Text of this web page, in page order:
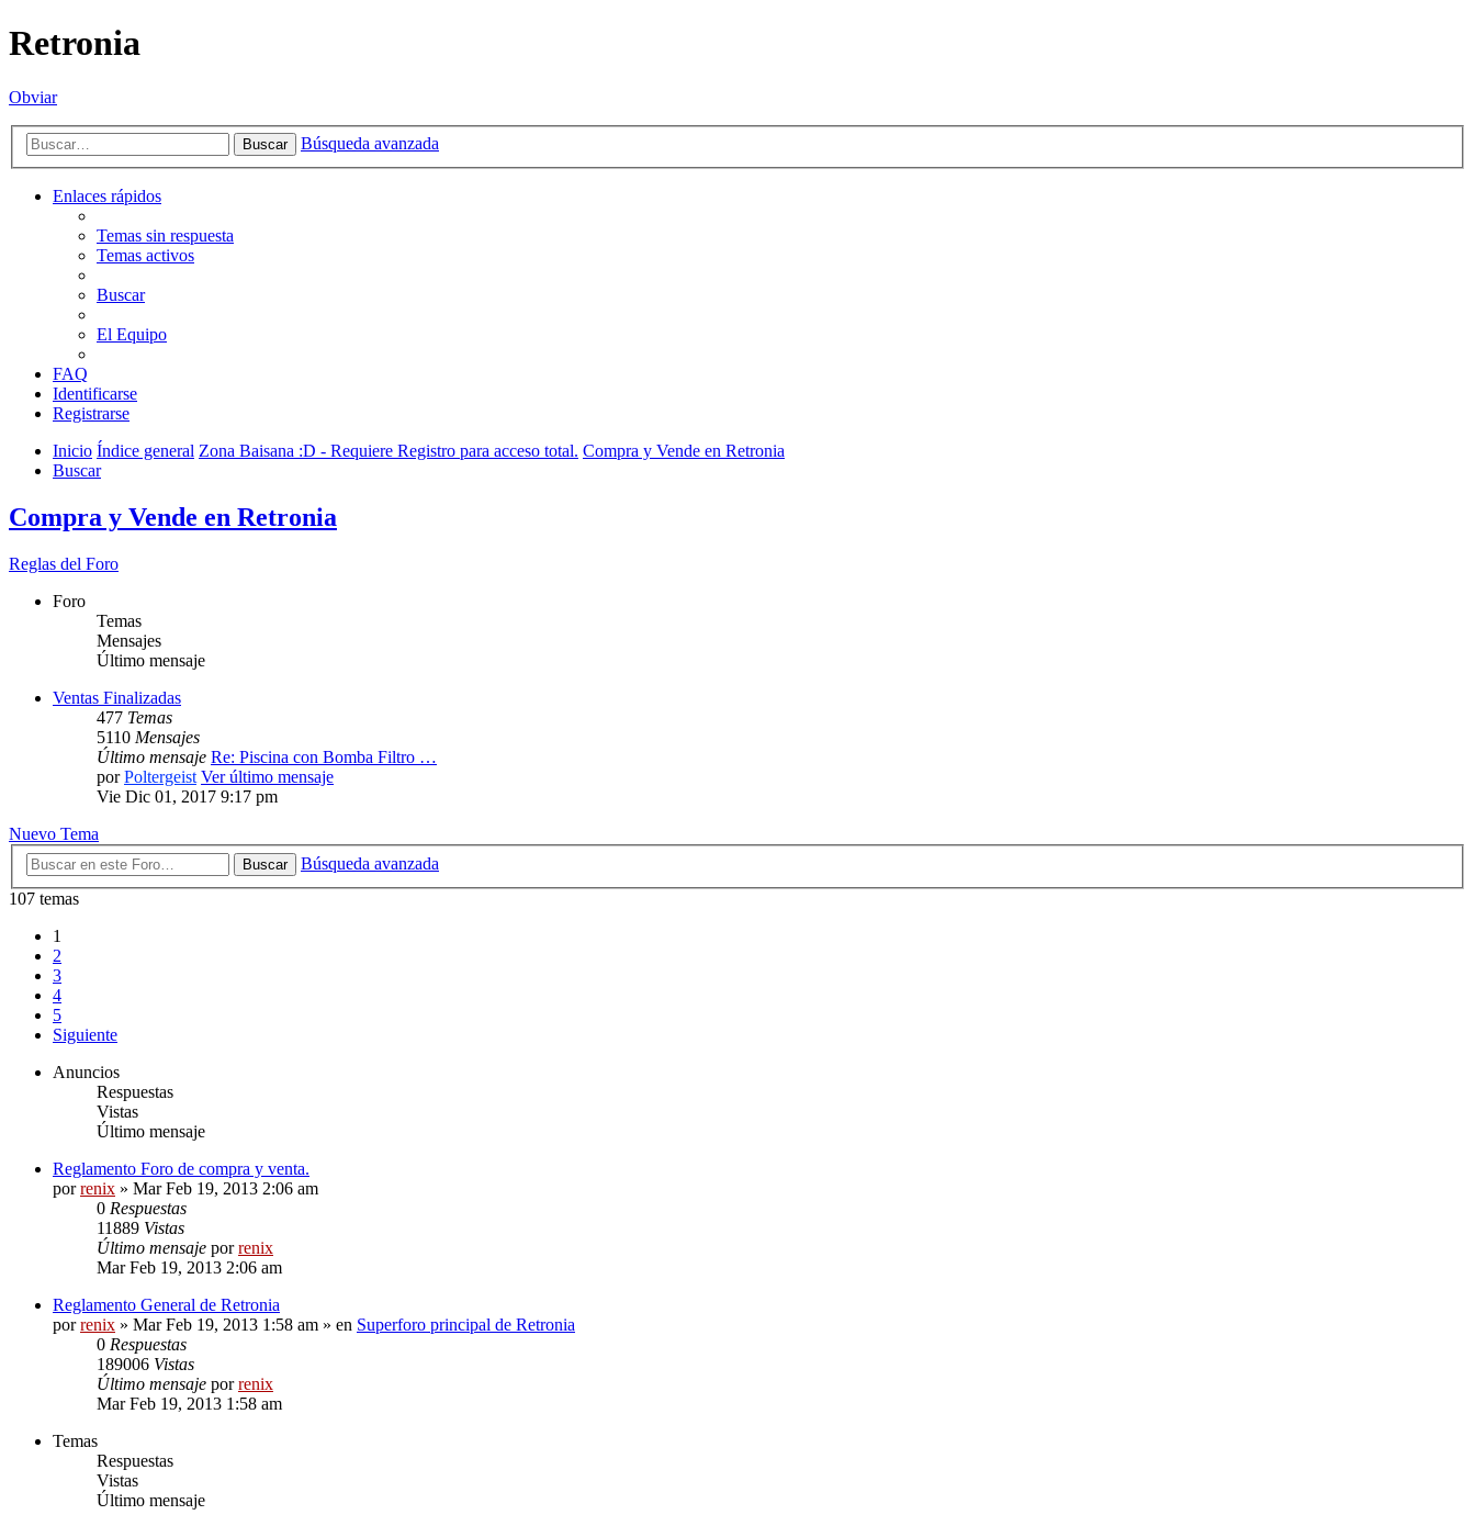
Retronia
Obviar
Buscar Búsqueda avanzada
Enlaces rápidos
Temas sin respuesta
Temas activos
Buscar
El Equipo
FAQ
Identificarse
Registrarse
Inicio Índice general Zona Baisana :D - Requiere Registro para acceso total. Compra y Vende en Retronia
Buscar
Compra y Vende en Retronia
Reglas del Foro
Foro
Temas
Mensajes
Último mensaje
Ventas Finalizadas
477 Temas
5110 Mensajes
Último mensaje Re: Piscina con Bomba Filtro …
porPoltergeist Ver último mensaje
Vie Dic 01, 2017 9:17 pm
Nuevo Tema
Buscar
Búsqueda avanzada
107 temas
1
2
3
4
5
Siguiente
Anuncios
Respuestas
Vistas
Último mensaje
Reglamento Foro de compra y venta.
porrenix » Mar Feb 19, 2013 2:06 am
0 Respuestas
11889 Vistas
Último mensaje porrenix
Mar Feb 19, 2013 2:06 am
Reglamento General de Retronia
porrenix » Mar Feb 19, 2013 1:58 am » en Superforo principal de Retronia
0 Respuestas
189006 Vistas
Último mensaje porrenix
Mar Feb 19, 2013 1:58 am
Temas
Respuestas
Vistas
Último mensaje